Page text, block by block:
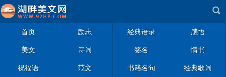
首页 励志 经典语录 感悟
美文 诗词 签名 情书
祝福语 范文 书籍名句 经典歌词